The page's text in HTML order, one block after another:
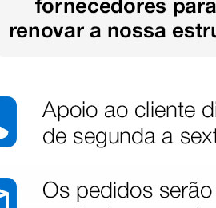
21,76 €25,60 €
(Preço sem IVA)
aos